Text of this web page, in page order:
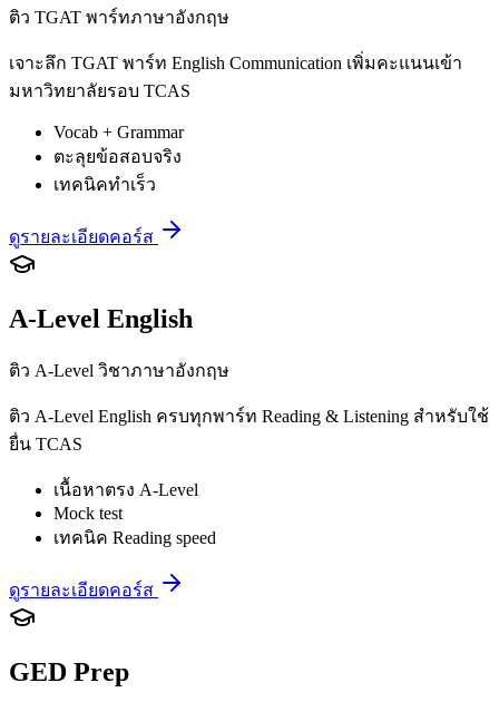
ติว TGAT พาร์ทภาษาอังกฤษ
เจาะลึก TGAT พาร์ท English Communication เพิ่มคะแนนเข้า
มหาวิทยาลัยรอบ TCAS
Vocab + Grammar
ตะลุยข้อสอบจริง
เทคนิคทำเร็ว
ดูรายละเอียดคอร์ส
A-Level English
ติว A-Level วิชาภาษาอังกฤษ
ติว A-Level English ครบทุกพาร์ท Reading & Listening สำหรับใช้
ยื่น TCAS
เนื้อหาตรง A-Level
Mock test
เทคนิค Reading speed
ดูรายละเอียดคอร์ส
GED Prep